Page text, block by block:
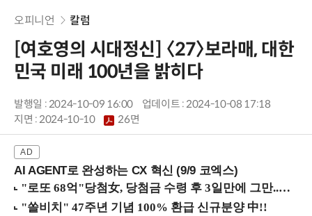
오피니언 칼럼
[여호영의 시대정신] 〈27〉보라매, 대한
민국 미래 100년을 밝히다
발행일 : 2024-10-09 16:00
업데이트 : 2024-10-08 17:18
지면 :2024-10-10 26면
AI AGENT로 완성하는 CX 혁신 (9/9 코엑스)